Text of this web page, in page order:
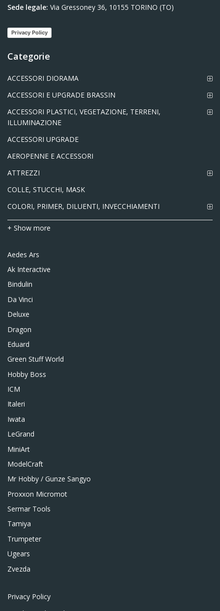
Sede legale: Via Gressoney 36, 10155 TORINO (TO)
Privacy Policy
Categorie
ACCESSORI DIORAMA
ACCESSORI E UPGRADE BRASSIN
ACCESSORI PLASTICI, VEGETAZIONE, TERRENI,
ILLUMINAZIONE
ACCESSORI UPGRADE
AEROPENNE E ACCESSORI
ATTREZZI
COLLE, STUCCHI, MASK
COLORI, PRIMER, DILUENTI, INVECCHIAMENTI
+ Show more
Aedes Ars
Ak Interactive
Bindulin
Da Vinci
Deluxe
Dragon
Eduard
Green Stuff World
Hobby Boss
ICM
Italeri
Iwata
LeGrand
MiniArt
ModelCraft
Mr Hobby / Gunze Sangyo
Proxxon Micromot
Sermar Tools
Tamiya
Trumpeter
Ugears
Zvezda
Privacy Policy